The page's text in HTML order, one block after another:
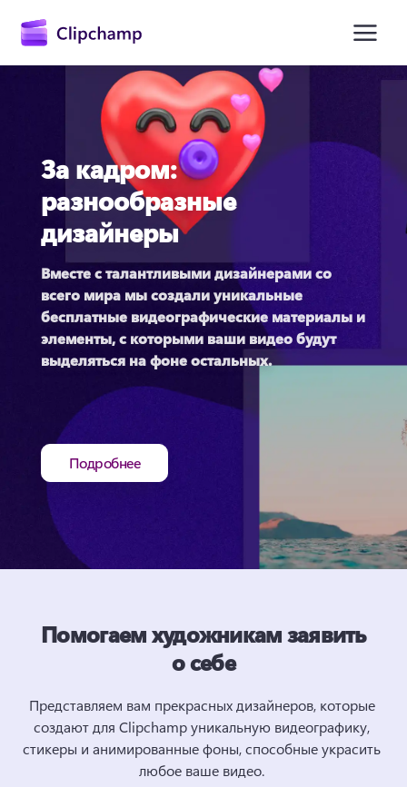
содержимому
Войти
Попробовать бесплатно
За кадром:
разнообразные
дизайнеры
Вместе с талантливыми дизайнерами со
всего мира мы создали уникальные
бесплатные видеографические материалы и
элементы, с которыми ваши видео будут
выделяться на фоне остальных.
Подробнее
Помогаем художникам заявить
о себе
Представляем вам прекрасных дизайнеров, которые
создают для Clipchamp уникальную видеографику,
стикеры и анимированные фоны, способные украсить
любое ваше видео.